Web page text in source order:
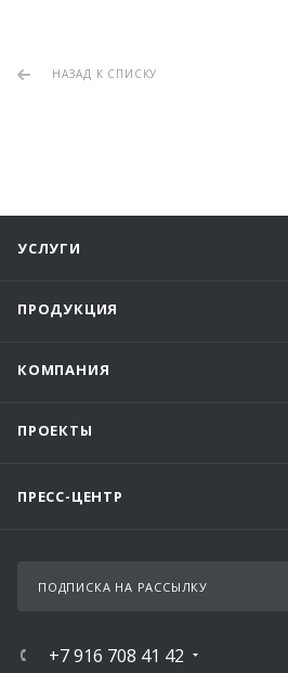
НАЗАД К СПИСКУ
УСЛУГИ
ПРОДУКЦИЯ
КОМПАНИЯ
ПРОЕКТЫ
ПРЕСС-ЦЕНТР
ПОДПИСКА НА РАССЫЛКУ
+7 916 708 41 42